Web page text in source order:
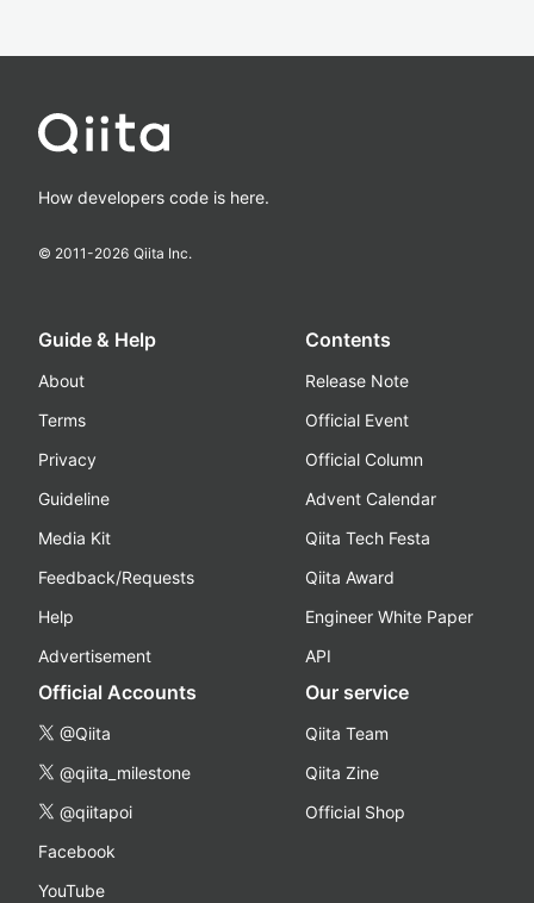
How developers code is here.
© 2011-2026 Qiita Inc.
Guide & Help
About
Terms
Privacy
Guideline
Media Kit
Feedback/Requests
Help
Advertisement
Contents
Release Note
Official Event
Official Column
Advent Calendar
Qiita Tech Festa
Qiita Award
Engineer White Paper
API
Official Accounts
@Qiita
@qiita_milestone
@qiitapoi
Facebook
YouTube
Our service
Qiita Team
Qiita Zine
Official Shop